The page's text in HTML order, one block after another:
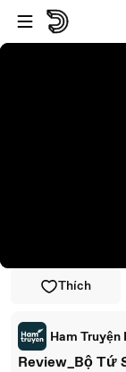
Đi đến trình phát
Đi đến nội dung
Thích
Ham Truyện
Review_Bộ Tứ